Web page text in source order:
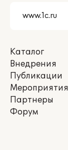
Каталог
Внедрения
Публикации
Мероприятия
Партнеры
Форум